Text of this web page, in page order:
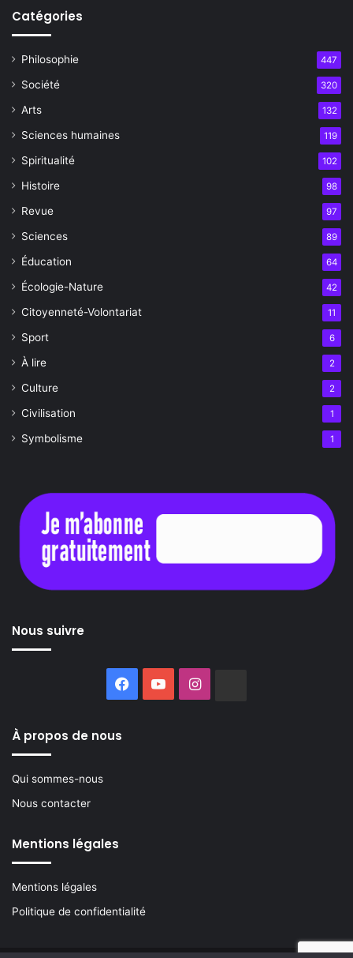
Catégories
Philosophie 447
Société 320
Arts 132
Sciences humaines 119
Spiritualité 102
Histoire 98
Revue 97
Sciences 89
Éducation 64
Écologie-Nature 42
Citoyenneté-Volontariat 11
Sport 6
À lire 2
Culture 2
Civilisation 1
Symbolisme 1
Nous suivre
Facebook
YouTubeInstagram
À propos de nous
Qui sommes-nous
Nous contacter
Mentions légales
Mentions légales
Politique de confidentialité